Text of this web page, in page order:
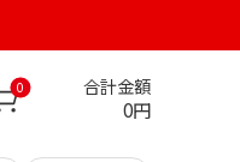
0 合計金額
0円